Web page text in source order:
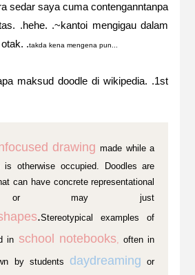
sedar saya cuma contenganntanpa
.hehe. .~kantoi mengigau dalam
.takda kena mengena pun...
maksud doodle di wikipedia. .1st
drawing made while a
is otherwise occupied. Doodles are
can have concrete representational
or may just
es.Stereotypical examples of
in school notebooks, often in
by students daydreaming or